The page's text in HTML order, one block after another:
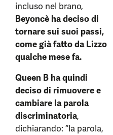
incluso nel brano,
Beyoncè ha deciso di
tornare sui suoi passi,
come già fatto da Lizzo
qualche mese fa.
Queen B ha quindi
deciso di rimuovere e
cambiare la parola
discriminatoria,
dichiarando: “la parola,